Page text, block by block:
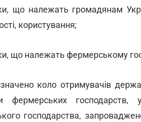
що належать громадянам
користування;
що належать фермерському
коло отримувачів
фермерських
господарства,